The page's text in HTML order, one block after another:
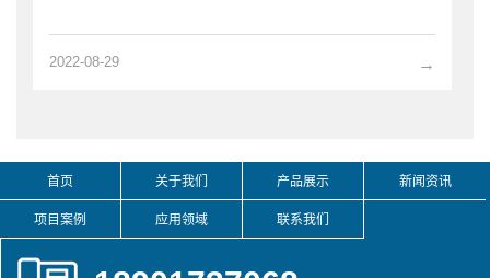
→
2022-08-29
首页 关于我们 产品展示 新闻资讯
项目案例 应用领域 联系我们